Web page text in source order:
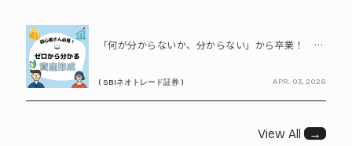
PR
「何が分からないか、分からない」から卒業！ SBIネオトレード証券で学ぶ、はじめての資産形成
( SBIネオトレード証券 ) APR. 03, 2026
View All →